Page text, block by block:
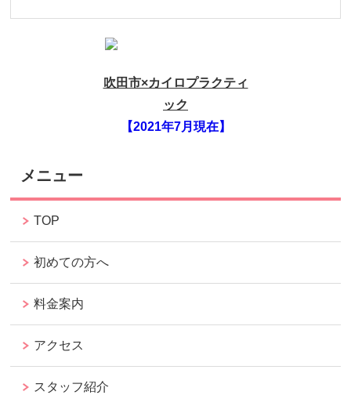
吹田市×カイロプラクティ
ック
【2021年7月現在】
メニュー
TOP
初めての方へ
料金案内
アクセス
スタッフ紹介